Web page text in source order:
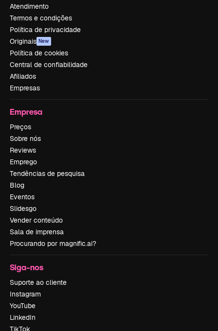
Atendimento
Termos e condições
Política de privacidade
Originais New
Política de cookies
Central de confiabilidade
Afiliados
Empresas
Empresa
Preços
Sobre nós
Reviews
Emprego
Tendências de pesquisa
Blog
Eventos
Slidesgo
Vender conteúdo
Sala de imprensa
Procurando por magnific.ai?
Siga-nos
Suporte ao cliente
Instagram
YouTube
LinkedIn
TikTok